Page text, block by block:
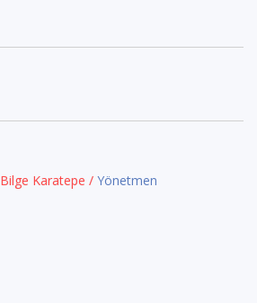
Bilge Karatepe /Yönetmen